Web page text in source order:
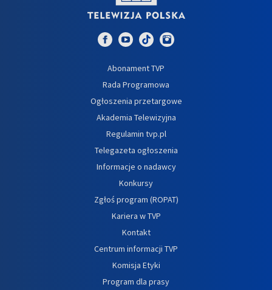
Abonament TVP
Rada Programowa
Ogłoszenia przetargowe
Akademia Telewizyjna
Regulamin tvp.pl
Telegazeta ogłoszenia
Informacje o nadawcy
Konkursy
Zgłoś program (ROPAT)
Kariera w TVP
Kontakt
Centrum informacji TVP
Komisja Etyki
Program dla prasy